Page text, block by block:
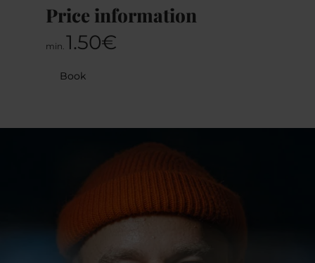
Marguet revient avec un nouveau spectacle.
Vous pouvez retrouver ses chroniques
chaque semaine sur France Inter et
Quotidien.
Price information
min. 1.50€
Book